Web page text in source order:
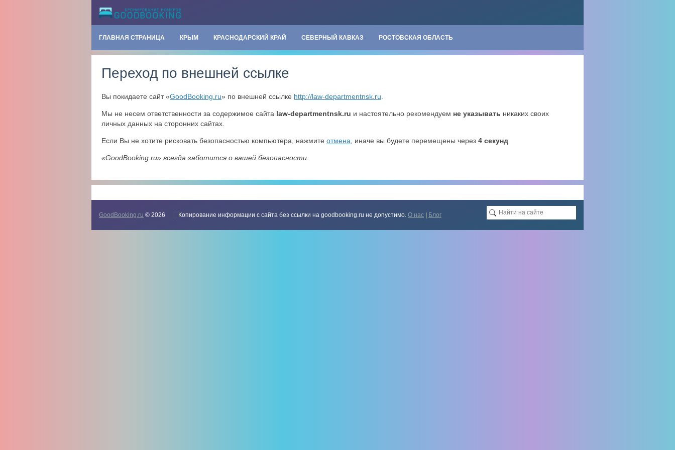
ГЛАВНАЯ СТРАНИЦА КРЫМ КРАСНОДАРСКИЙ КРАЙ СЕВЕРНЫЙ КАВКАЗ РОСТОВСКАЯ ОБЛАСТЬ
Переход по внешней ссылке
Вы покидаете сайт «GoodBooking.ru» по внешней ссылке http://law-departmentnsk.ru
Мы не несем ответственности за содержимое сайта law-departmentnsk.ru и настоятельно рекомендуем не указывать никаких своих
личных данных на сторонних сайтах.
Если Вы не хотите рисковать безопасностью компьютера, нажмите отмена , иначе вы будете перемещены через 4 секунд
«GoodBooking.ru» всегда заботится о вашей безопасности.
GoodBooking.ru © 2026 Копирование информации с сайта без ссылки на goodbooking.ru не допустимо. О нас Блог